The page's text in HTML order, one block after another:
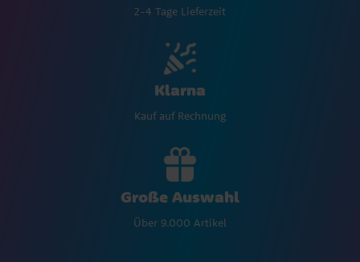
2-4 Tage Lieferzeit
Klarna
Kauf auf Rechnung
Große Auswahl
Über 9.000 Artikel